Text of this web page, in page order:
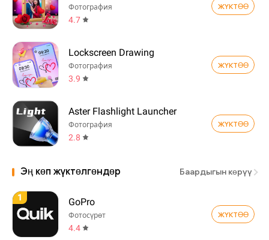
Фотография
4.7
ЖҮКТӨӨ
Lockscreen Drawing
Фотография
3.9
ЖҮКТӨӨ
Aster Flashlight Launcher
Фотография
2.8
ЖҮКТӨӨ
Эң көп жүктөлгөндөр Баардыгын көрүү
1 GoPro
Фотосүрөт
4.4
ЖҮКТӨӨ